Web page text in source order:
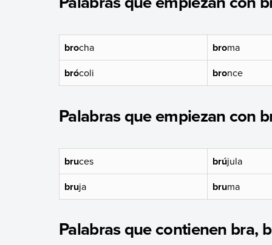
brocha broma
brócoli bronce
Palabras que empiezan con
bruces brújula
bruja bruma
Palabras que contienen bra,